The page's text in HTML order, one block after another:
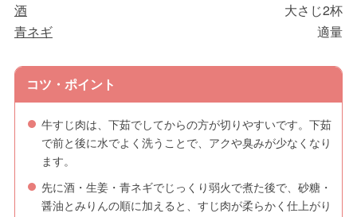
酒
大さじ2杯
青ネギ
適量
コツ・ポイント
牛すじ肉は、下茹でしてからの方が切りやすいです。下茹
で前と後に水でよく洗うことで、アクや臭みが少なくなり
ます。
先に酒・生姜・青ネギでじっくり弱火で煮た後で、砂糖・
醤油とみりんの順に加えると、すじ肉が柔らかく仕上がり